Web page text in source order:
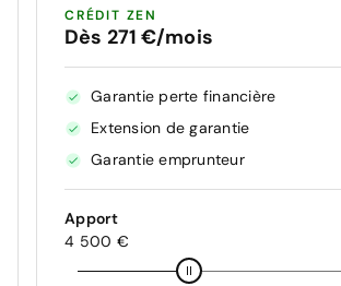
CRÉDIT ZEN
Dès 271 €/mois
Garantie perte financière
Extension de garantie
Garantie emprunteur
Apport
4 500 €